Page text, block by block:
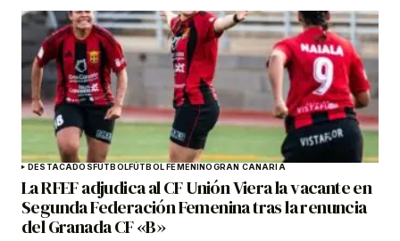
DESTACADOSFÚTBOLFÚTBOL FEMENINOGRAN CANARIA
La RFEF adjudica al CF Unión Viera la vacante en
Segunda Federación Femenina tras la renuncia
del Granada CF «B»